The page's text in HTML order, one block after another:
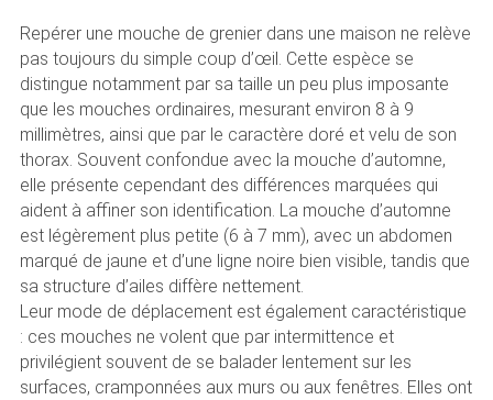
Repérer une mouche de grenier dans une maison ne relève
pas toujours du simple coup d’œil. Cette espèce se
distingue notamment par sa taille un peu plus imposante
que les mouches ordinaires, mesurant environ 8 à 9
millimètres, ainsi que par le caractère doré et velu de son
thorax. Souvent confondue avec la mouche d’automne,
elle présente cependant des différences marquées qui
aident à affiner son identification. La mouche d’automne
est légèrement plus petite (6 à 7 mm), avec un abdomen
marqué de jaune et d’une ligne noire bien visible, tandis que
sa structure d’ailes diffère nettement.
Leur mode de déplacement est également caractéristique
: ces mouches ne volent que par intermittence et
privilégient souvent de se balader lentement sur les
surfaces, cramponnées aux murs ou aux fenêtres. Elles ont